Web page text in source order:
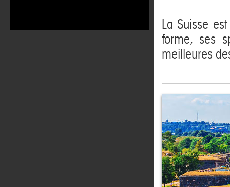
La Suisse
forme, ses
meilleures